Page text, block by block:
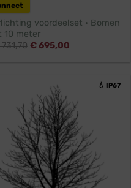
voordeelset · Bomen
10 meter
€695,00
💧 IP67